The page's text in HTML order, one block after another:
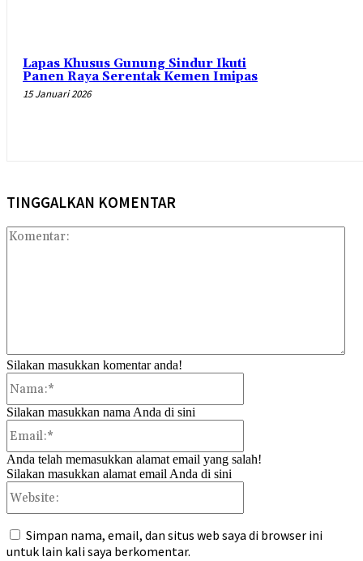
Lapas Khusus Gunung Sindur Ikuti
Panen Raya Serentak Kemen Imipas
15 Januari 2026
TINGGALKAN KOMENTAR
Silakan masukkan komentar anda!
Silakan masukkan nama Anda di sini
Anda telah memasukkan alamat email yang salah!
Silakan masukkan alamat email Anda di sini
Simpan nama, email, dan situs web saya di browser ini
untuk lain kali saya berkomentar.